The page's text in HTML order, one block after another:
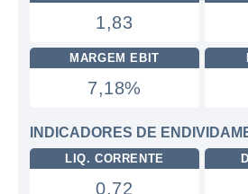
1,83
MARGEM EBIT
7,18%
INDICADORES DE
LIQ. CORRENTE
0,72